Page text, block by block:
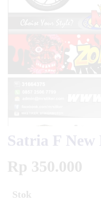
Satria F
Rp 350.000
Stok